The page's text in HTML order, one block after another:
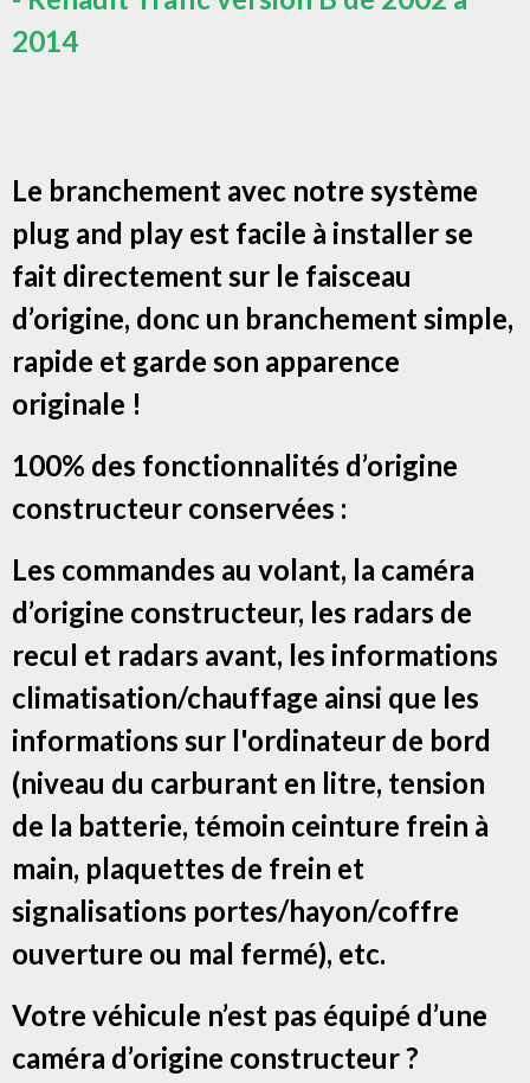
2014
Le branchement avec notre système
plug and play est facile à installer se
fait directement sur le faisceau
d’origine, donc un branchement simple,
rapide et garde son apparence
originale !
100% des fonctionnalités d’origine
constructeur conservées :
Les commandes au volant, la caméra
d’origine constructeur, les radars de
recul et radars avant, les informations
climatisation/chauffage ainsi que les
informations sur l'ordinateur de bord
(niveau du carburant en litre, tension
de la batterie, témoin ceinture frein à
main, plaquettes de frein et
signalisations portes/hayon/coffre
ouverture ou mal fermé), etc.
Votre véhicule n’est pas équipé d’une
caméra d’origine constructeur ?